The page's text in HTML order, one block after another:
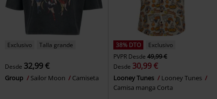
Exclusivo Talla grande
Desde 32,99 €
Group Sailor Moon Camiseta
38% DTO
Exclusivo
PVPR Desde 49,99 €
Desde 30,99 €
Looney Tunes
Looney Tunes
Camisa manga Corta